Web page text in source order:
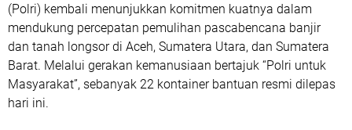
(Polri) kembali menunjukkan komitmen kuatnya dalam
mendukung percepatan pemulihan pascabencana banjir
dan tanah longsor di Aceh, Sumatera Utara, dan Sumatera
Barat. Melalui gerakan kemanusiaan bertajuk “Polri untuk
Masyarakat”, sebanyak 22 kontainer bantuan resmi dilepas
hari ini.